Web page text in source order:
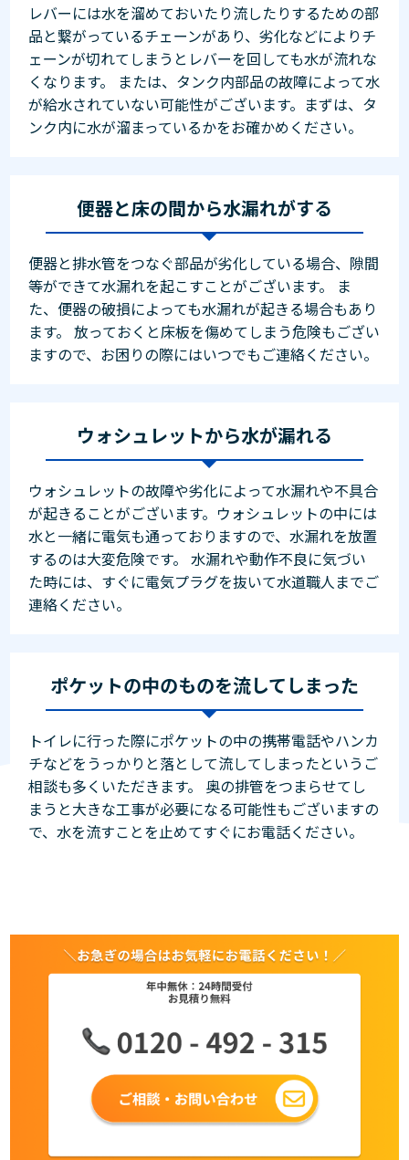
レバーには水を溜めておいたり流したりするための部
品と繋がっているチェーンがあり、劣化などによりチ
ェーンが切れてしまうとレバーを回しても水が流れな
くなります。 または、タンク内部品の故障によって水
が給水されていない可能性がございます。まずは、タ
ンク内に水が溜まっているかをお確かめください。
便器と床の間から水漏れがする
便器と排水管をつなぐ部品が劣化している場合、隙間
等ができて水漏れを起こすことがございます。 ま
た、便器の破損によっても水漏れが起きる場合もあり
ます。 放っておくと床板を傷めてしまう危険もござい
ますので、お困りの際にはいつでもご連絡ください。
ウォシュレットから水が漏れる
ウォシュレットの故障や劣化によって水漏れや不具合
が起きることがございます。ウォシュレットの中には
水と一緒に電気も通っておりますので、水漏れを放置
するのは大変危険です。 水漏れや動作不良に気づい
た時には、すぐに電気プラグを抜いて水道職人までご
連絡ください。
ポケットの中のものを流してしまった
トイレに行った際にポケットの中の携帯電話やハンカ
チなどをうっかりと落として流してしまったというご
相談も多くいただきます。 奥の排管をつまらせてし
まうと大きな工事が必要になる可能性もございますの
で、水を流すことを止めてすぐにお電話ください。